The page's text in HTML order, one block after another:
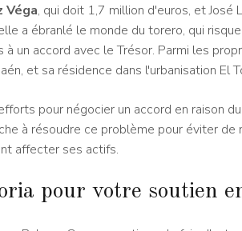
Véga, qui doit 1,7 million d'euros, et
a ébranlé le monde du torero, qui
à un accord avec le Trésor. Parmi les
et sa résidence dans l'urbanisation El
pour négocier un accord en raison
à résoudre ce problème pour éviter
affecter ses actifs.
pour votre soutien